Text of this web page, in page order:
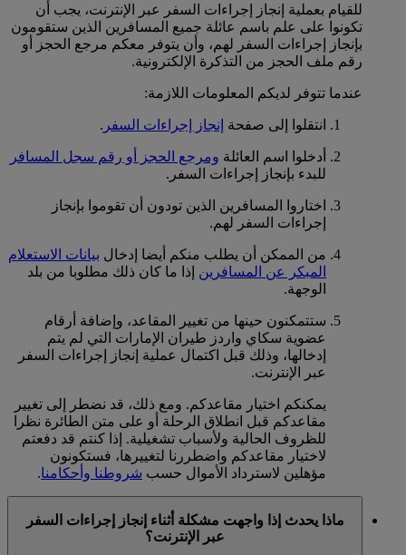
للقيام بعملية إنجاز إجراءات السفر عبر الإنترنت، يجب أن
تكونوا على علم باسم عائلة جميع المسافرين الذين ستقومون
بإنجاز إجراءات السفر لهم، وأن يتوفر معكم مرجع الحجز أو
رقم ملف الحجز من التذكرة الإلكترونية.
عندما تتوفر لديكم المعلومات اللازمة:
انتقلوا إلى صفحة إنجاز إجراءات السفر .
أدخلوا اسم العائلة ومرجع الحجز أو رقم سجل المسافر
للبدء بإنجاز إجراءات السفر.
اختاروا المسافرين الذين تودون أن تقوموا بإنجاز
إجراءات السفر لهم.
من الممكن أن يطلب منكم أيضا إدخال بيانات الاستعلام
المبكر عن المسافرين إذا ما كان ذلك مطلوبا من بلد
الوجهة.
ستتمكنون حينها من تغيير المقاعد، وإضافة أرقام
عضوية سكاي واردز طيران الإمارات التي لم يتم
إدخالها، وذلك قبل اكتمال عملية إنجاز إجراءات السفر
عبر الإنترنت.
يمكنكم اختيار مقاعدكم. ومع ذلك، قد نضطر إلى تغيير
مقاعدكم قبل انطلاق الرحلة أو على متن الطائرة نظرا
للظروف الحالية ولأسباب تشغيلية. إذا كنتم قد دفعتم
لاختيار مقاعدكم واضطررنا لتغييرها، فستكونون
مؤهلين لاسترداد الأموال حسب شروطنا وأحكامنا.
ماذا يحدث إذا واجهت مشكلة أثناء إنجاز إجراءات السفر
عبر الإنترنت؟